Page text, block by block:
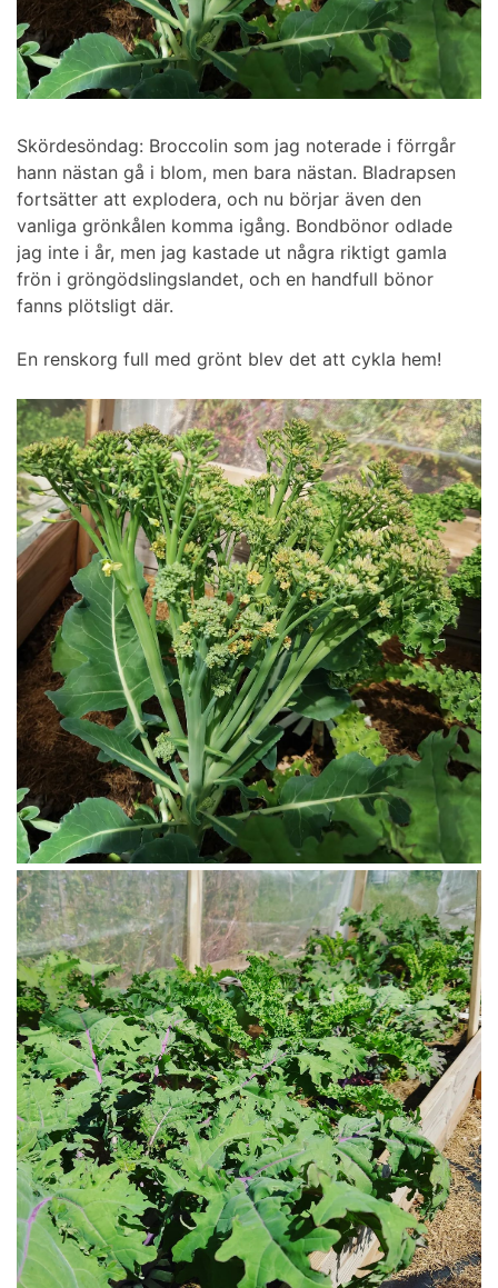
Skördesöndag: Broccolin som jag noterade i förrgår
hann nästan gå i blom, men bara nästan. Bladrapsen
fortsätter att explodera, och nu börjar även den
vanliga grönkålen komma igång. Bondbönor odlade
jag inte i år, men jag kastade ut några riktigt gamla
frön i gröngödslingslandet, och en handfull bönor
fanns plötsligt där.
En renskorg full med grönt blev det att cykla hem!